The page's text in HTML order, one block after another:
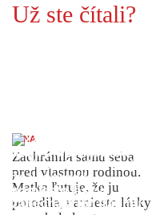
Už ste čítali?
ŽENA
Zachránila samu seba
pred vlastnou rodinou.
Matka ľutuje, že ju
porodila, namiesto lásky